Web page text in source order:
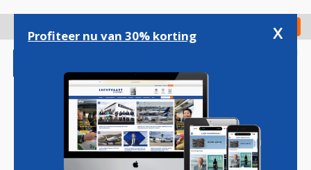
gaan
Check in
Magazine Podcasts Vacatures
Profiteer nu van 30% korting x